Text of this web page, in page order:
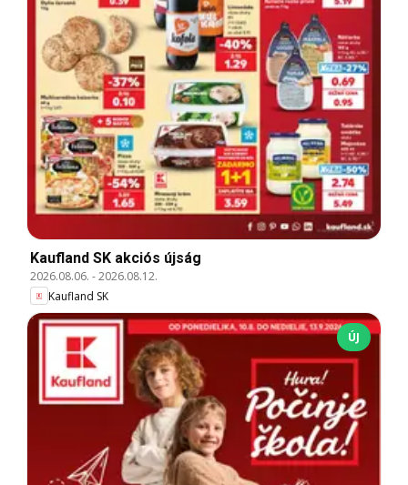
Kaufland SK akciós újság
2026.08.06. -2026.08.12.
Kaufland SK
ÚJ